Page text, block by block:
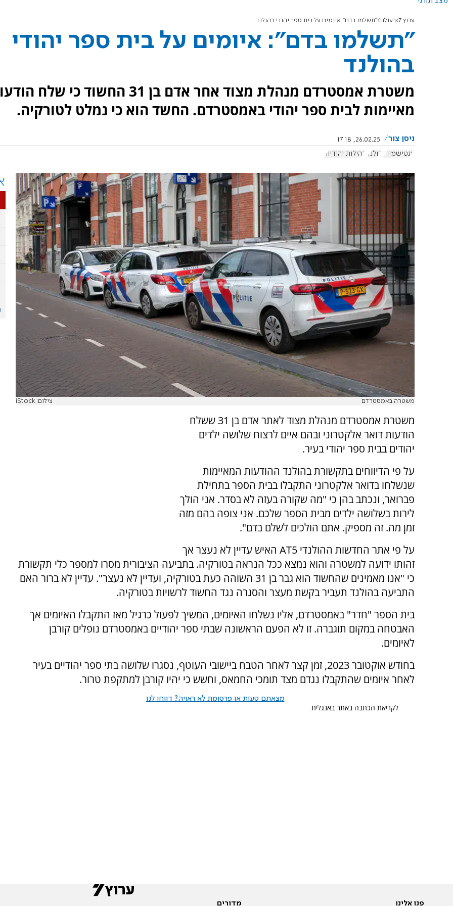
ערוץ 7 בעולם "תשלמו בדם": איומים על בית ספר יהודי בהולנד
"תשלמו בדם": איומים על בית ספר יהודי
בהולנד
משטרת אמסטרדם מנהלת מצוד אחר אדם בן 31 החשוד כי שלח
מאיימות לבית ספר יהודי באמסטרדם. החשד הוא כי נמלט לטורקיה.
ניסן צור
26.02.25, 17:18
אנטישמיות
הולנד קהילות יהודיות
משטרה באמסטרדם צילום: iStock
משטרת אמסטרדם מנהלת מצוד לאתר אדם בן 31 ששלח
הודעות דואר אלקטרוני ובהם איים לרצוח שלושה ילדים
יהודים בבית ספר יהודי בעיר.
על פי הדיווחים בתקשורת בהולנד ההודעות המאיימות
שנשלחו בדואר אלקטרוני התקבלו בבית הספר בתחילת
פברואר, ונכתב בהן כי "מה שקורה בעזה לא בסדר. אני הולך
לירות בשלושה ילדים מבית הספר שלכם. אני צופה בהם מזה
זמן מה. זה מספיק. אתם הולכים לשלם בדם".
על פי אתר החדשות ההולנדי AT5 האיש עדיין לא נעצר אך
זהותו ידועה למשטרה והוא נמצא ככל הנראה בטורקיה. בתביעה הציבורית מסרו למספר כלי תקשורת
כי "אנו מאמינים שהחשוד הוא גבר בן 31 השוהה כעת בטורקיה, ועדיין לא נעצר". עדיין לא ברור האם
התביעה בהולנד תעביר בקשת מעצר והסגרה נגד החשוד לרשויות בטורקיה.
בית הספר "חדר" באמסטרדם, אליו נשלחו האיומים, המשיך לפעול כרגיל מאז התקבלו האיומים אך
האבטחה במקום תוגברה. זו לא הפעם הראשונה שבתי ספר יהודיים באמסטרדם נופלים קורבן
לאיומים.
בחודש אוקטובר 2023, זמן קצר לאחר הטבח ביישובי העוטף, נסגרו שלושה בתי ספר יהודיים בעיר
לאחר איומים שהתקבלו נגדם מצד תומכי החמאס, וחשש כי יהיו קורבן למתקפת טרור.
מצאתם טעות או פרסומת לא ראויה? דווחו לנו
לקריאת הכתבה באתר באנגלית
פנו אלינו מדורים